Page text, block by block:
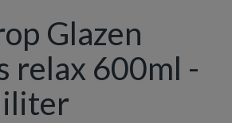
Glazen
relax 600ml -